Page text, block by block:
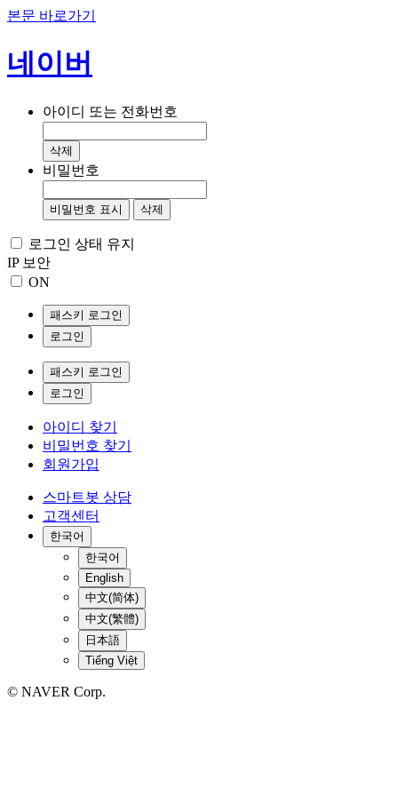
본문 바로가기
네이버
아이디 또는 전화번호
삭제
비밀번호
비밀번호 표시 삭제
로그인 상태 유지
IP 보안
ON
패스키 로그인
로그인
패스키 로그인
로그인
아이디 찾기
비밀번호 찾기
회원가입
스마트봇 상담
고객센터
한국어
한국어
English
中文(简体)
中文(繁體)
日本語
Tiếng Việt
© NAVER Corp.